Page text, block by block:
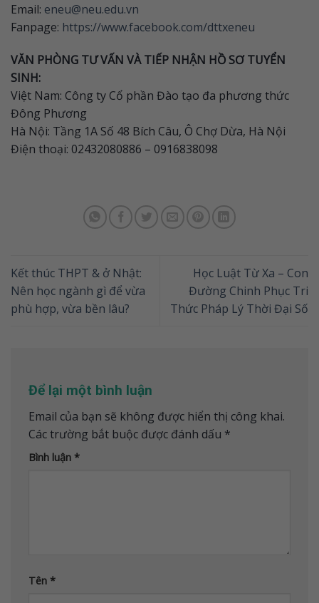
Email: eneu@neu.edu.vn
Fanpage: https://www.facebook.com/dttxeneu
VĂN PHÒNG TƯ VẤN VÀ TIẾP NHẬN HỒ SƠ TUYỂN
SINH:
Việt Nam: Công ty Cổ phần Đào tạo đa phương thức
Đông Phương
Hà Nội: Tầng 1A Số 48 Bích Câu, Ô Chợ Dừa, Hà Nội
Điện thoại: 02432080886 – 0916838098
Kết thúc THPT & ở Nhật:
Nên học ngành gì để vừa
phù hợp, vừa bền lâu?
Học Luật Từ Xa – Con
Đường Chinh Phục Tri
Thức Pháp Lý Thời Đại Số
Để lại một bình luận
Email của bạn sẽ không được hiển thị công khai.
Các trường bắt buộc được đánh dấu *
Bình luận *
Tên *